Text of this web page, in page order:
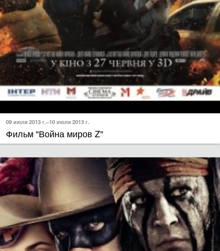
09 июля 2013 г.–10 июля 2013 г.
Фильм "Война миров Z"